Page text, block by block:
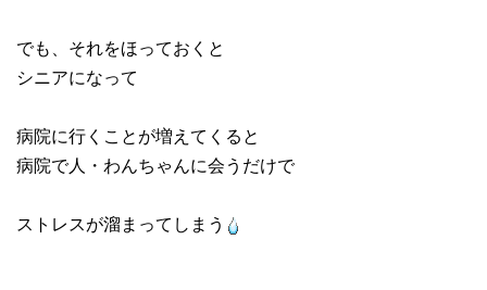
でも、それをほっておくと
シニアになって
病院に行くことが増えてくると
病院で人・わんちゃんに会うだけで
ストレスが溜まってしまう